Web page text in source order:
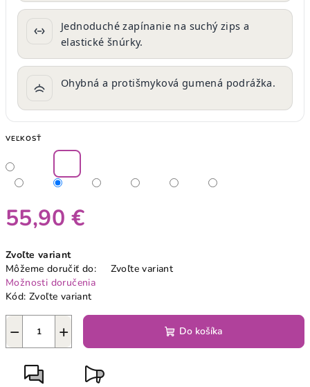
Jednoduché zapínanie na suchý zips a
elastické šnúrky.
Ohybná a protišmyková gumená podrážka.
VEĽKOSŤ
55,90 €
cena:
Zvoľte variant
Môžeme doručiť do:
Zvoľte variant
Možnosti doručenia
Kód: Zvoľte variant
+
− Do košíka